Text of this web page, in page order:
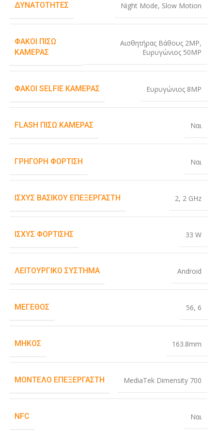
ΔΥΝΑΤΌΤΗΤΕΣ Night Mode, Slow Motion
ΦΑΚΟΊ ΠΊΣΩ
ΚΆΜΕΡΑΣ
Αισθητήρας Βάθους 2MP,
Ευρυγώνιος 50MP
ΦΑΚΟΊ SELFIE ΚΆΜΕΡΑΣ Ευρυγώνιος 8MP
FLASH ΠΊΣΩ ΚΆΜΕΡΑΣ Ναι
ΓΡΉΓΟΡΗ ΦΌΡΤΙΣΗ Ναι
ΙΣΧΎΣ ΒΑΣΙΚΟΎ ΕΠΕΞΕΡΓΑΣΤΉ 2, 2 GHz
ΙΣΧΎΣ ΦΌΡΤΙΣΗΣ 33 W
ΛΕΙΤΟΥΡΓΙΚΌ ΣΎΣΤΗΜΑ Android
ΜΈΓΕΘΟΣ 56, 6
ΜΉΚΟΣ 163.8mm
ΜΟΝΤΈΛΟ ΕΠΕΞΕΡΓΑΣΤΉ MediaTek Dimensity 700
NFC Ναι